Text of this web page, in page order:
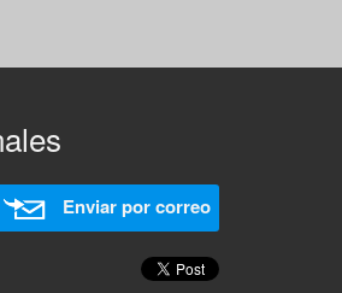
Enviar por correo